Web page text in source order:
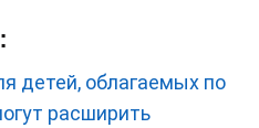
детей, облагаемых по
расширить